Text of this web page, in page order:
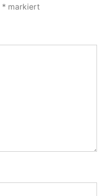
* markiert